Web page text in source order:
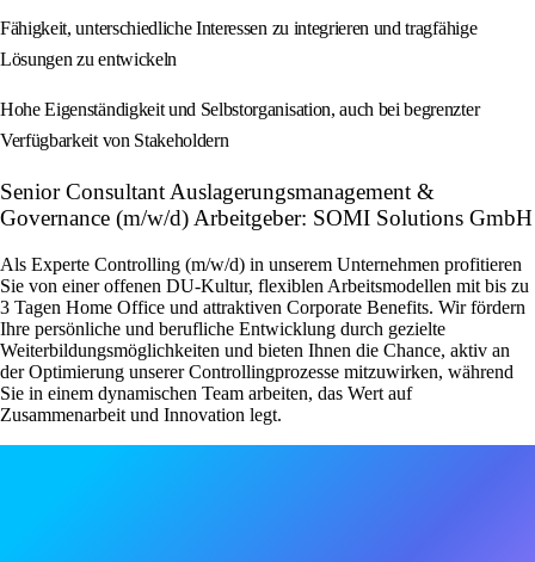
Fähigkeit, unterschiedliche Interessen zu integrieren und tragfähige
Lösungen zu entwickeln
Hohe Eigenständigkeit und Selbstorganisation, auch bei begrenzter
Verfügbarkeit von Stakeholdern
Senior Consultant Auslagerungsmanagement &
Governance (m/w/d) Arbeitgeber: SOMI Solutions GmbH
Als Experte Controlling (m/w/d) in unserem Unternehmen profitieren
Sie von einer offenen DU-Kultur, flexiblen Arbeitsmodellen mit bis zu
3 Tagen Home Office und attraktiven Corporate Benefits. Wir fördern
Ihre persönliche und berufliche Entwicklung durch gezielte
Weiterbildungsmöglichkeiten und bieten Ihnen die Chance, aktiv an
der Optimierung unserer Controllingprozesse mitzuwirken, während
Sie in einem dynamischen Team arbeiten, das Wert auf
Zusammenarbeit und Innovation legt.